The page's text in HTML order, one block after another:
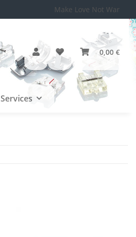
Make Love Not War
0,00 €
Services